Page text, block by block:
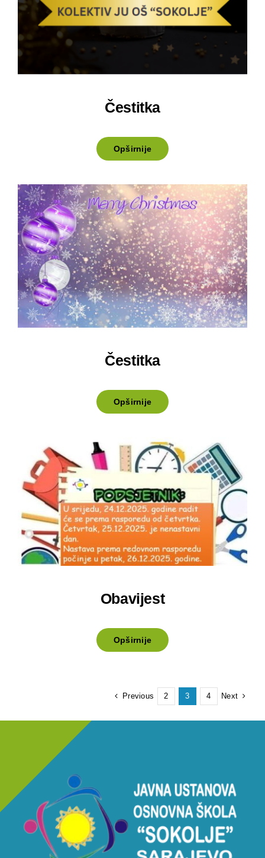
Čestitka
Opširnije
Čestitka
Opširnije
Obavijest
Opširnije
Previous 2 3 4 Next